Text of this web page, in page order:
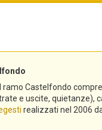
ramo Castelfondo
e uscite, quietanze),
realizzati nel 2006